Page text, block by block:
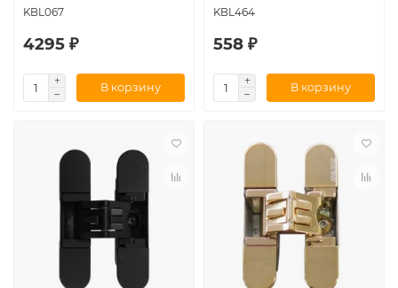
KBL067
4295 ₽
В корзину
KBL464
558 ₽
В корзину